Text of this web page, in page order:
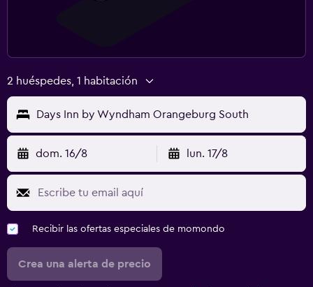
2 huéspedes, 1 habitación
Days Inn by Wyndham Orangeburg South
dom. 16/8 lun. 17/8
Recibir las ofertas especiales de momondo
Crea una alerta de precio